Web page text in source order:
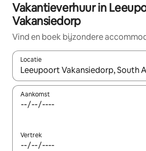
Vakantieverhuur in
Vakansiedorp
Vind en boek bijzondere
Locatie
Wanneer er suggesties beschikbaar
Aankomst
Vertrek